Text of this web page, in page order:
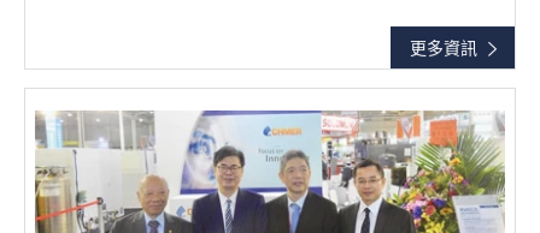
更多資訊